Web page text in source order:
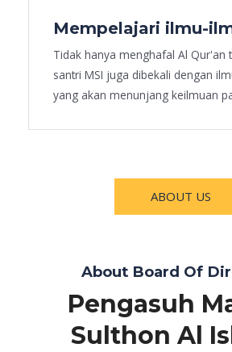
Mempelajari ilmu-
Tidak hanya menghafal Al Qur'an
santri MSI juga dibekali dengan
yang akan menunjang keilmuan
ABOUT US
About Board Of
Pengasuh
Sulthon Al